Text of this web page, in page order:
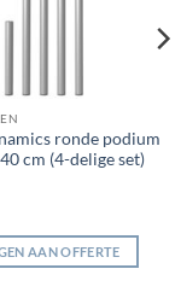
ronde podium
cm (4-delige set)
AAN OFFERTE